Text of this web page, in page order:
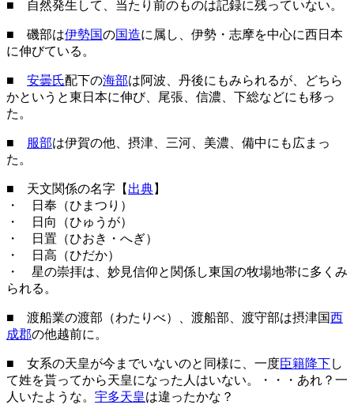
■ 自然発生して、当たり前のものは記録に残っていない。
■ 磯部は伊勢国の国造に属し、伊勢・志摩を中心に西日本
に伸びている。
■ 安曇氏配下の海部は阿波、丹後にもみられるが、どちら
かというと東日本に伸び、尾張、信濃、下総などにも移っ
た。
■ 服部は伊賀の他、摂津、三河、美濃、備中にも広まっ
た。
■ 天文関係の名字【 出典】
・ 日奉（ひまつり）
・ 日向（ひゅうが）
・ 日置（ひおき・へぎ）
・ 日高（ひだか）
・ 星の崇拝は、妙見信仰と関係し東国の牧場地帯に多くみ
られる。
■ 渡船業の渡部（わたりべ）、渡船部、渡守部は摂津国西
成郡の他越前に。
■ 女系の天皇が今までいないのと同様に、一度臣籍降下し
て姓を貰ってから天皇になった人はいない。・・・あれ？一
人いたような。 宇多天皇は違ったかな？